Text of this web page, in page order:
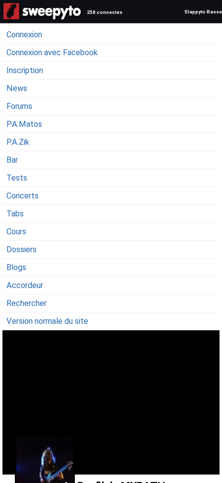
258 connectés Slappyto Basse
Connexion
Connexion avec Facebook
Inscription
News
Forums
P.A.Matos
P.A.Zik
Bar
Tests
Concerts
Tabs
Cours
Dossiers
Blogs
Accordeur
Rechercher
Version normale du site